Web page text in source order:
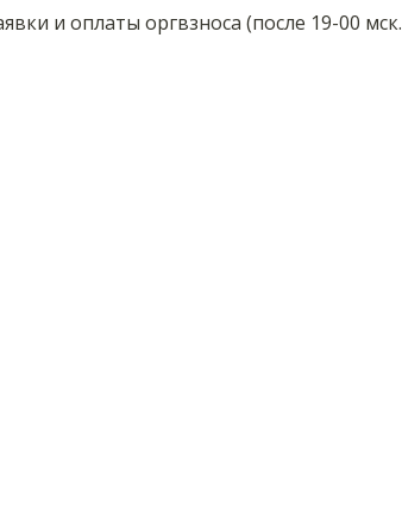
и оплаты оргвзноса (после 19-00 мск.